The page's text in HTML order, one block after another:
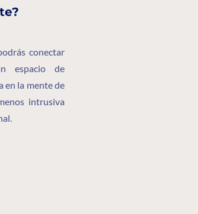
conectar
espacio de
en la mente de
intrusiva